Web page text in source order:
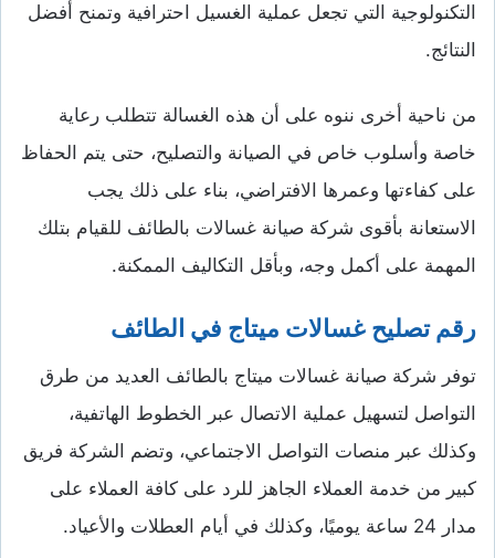
التكنولوجية التي تجعل عملية الغسيل احترافية وتمنح أفضل
النتائج.
من ناحية أخرى ننوه على أن هذه الغسالة تتطلب رعاية
خاصة وأسلوب خاص في الصيانة والتصليح، حتى يتم الحفاظ
على كفاءتها وعمرها الافتراضي، بناء على ذلك يجب
الاستعانة بأقوى شركة صيانة غسالات بالطائف للقيام بتلك
المهمة على أكمل وجه، وبأقل التكاليف الممكنة.
رقم تصليح غسالات ميتاج في الطائف
توفر شركة صيانة غسالات ميتاج بالطائف العديد من طرق
التواصل لتسهيل عملية الاتصال عبر الخطوط الهاتفية،
وكذلك عبر منصات التواصل الاجتماعي، وتضم الشركة فريق
كبير من خدمة العملاء الجاهز للرد على كافة العملاء على
مدار 24 ساعة يوميًا، وكذلك في أيام العطلات والأعياد.